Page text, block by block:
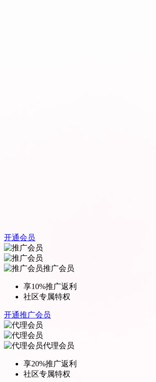
开通会员
推广会员
享10%推广返利
社区专属特权
开通推广会员
代理会员
享20%推广返利
社区专属特权